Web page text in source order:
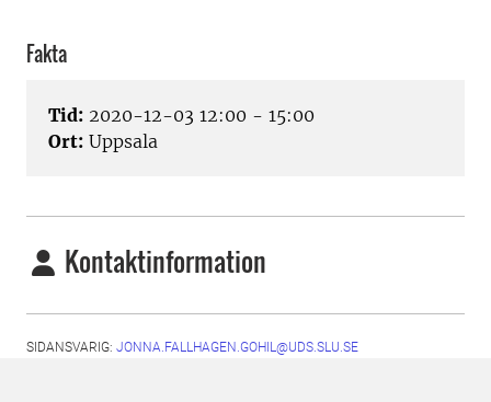
Fakta
Tid: 2020-12-03 12:00 - 15:00
Ort: Uppsala
Kontaktinformation
SIDANSVARIG: JONNA.FALLHAGEN.GOHIL@UDS.SLU.SE